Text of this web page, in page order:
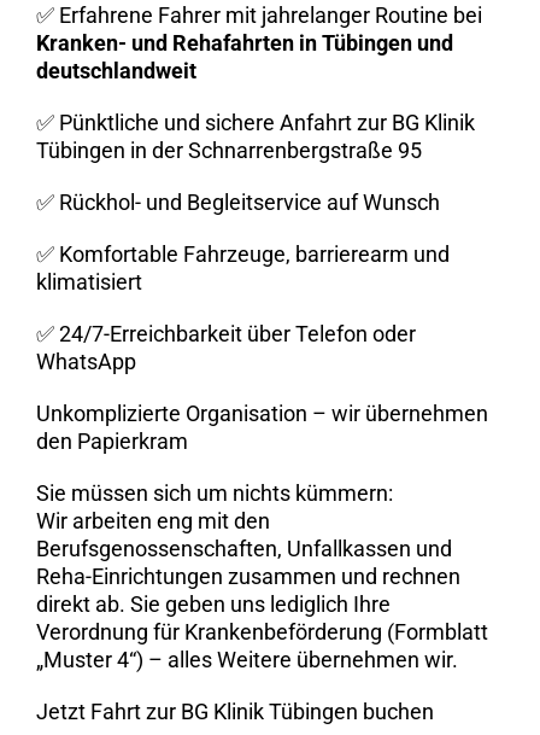
✅ Erfahrene Fahrer mit jahrelanger Routine bei
Kranken- und Rehafahrten in Tübingen und
deutschlandweit
✅ Pünktliche und sichere Anfahrt zur BG Klinik
Tübingen in der Schnarrenbergstraße 95
✅ Rückhol- und Begleitservice auf Wunsch
✅ Komfortable Fahrzeuge, barrierearm und
klimatisiert
✅ 24/7-Erreichbarkeit über Telefon oder
WhatsApp
Unkomplizierte Organisation – wir übernehmen
den Papierkram
Sie müssen sich um nichts kümmern:
Wir arbeiten eng mit den
Berufsgenossenschaften, Unfallkassen und
Reha-Einrichtungen zusammen und rechnen
direkt ab. Sie geben uns lediglich Ihre
Verordnung für Krankenbeförderung (Formblatt
„Muster 4“) – alles Weitere übernehmen wir.
Jetzt Fahrt zur BG Klinik Tübingen buchen